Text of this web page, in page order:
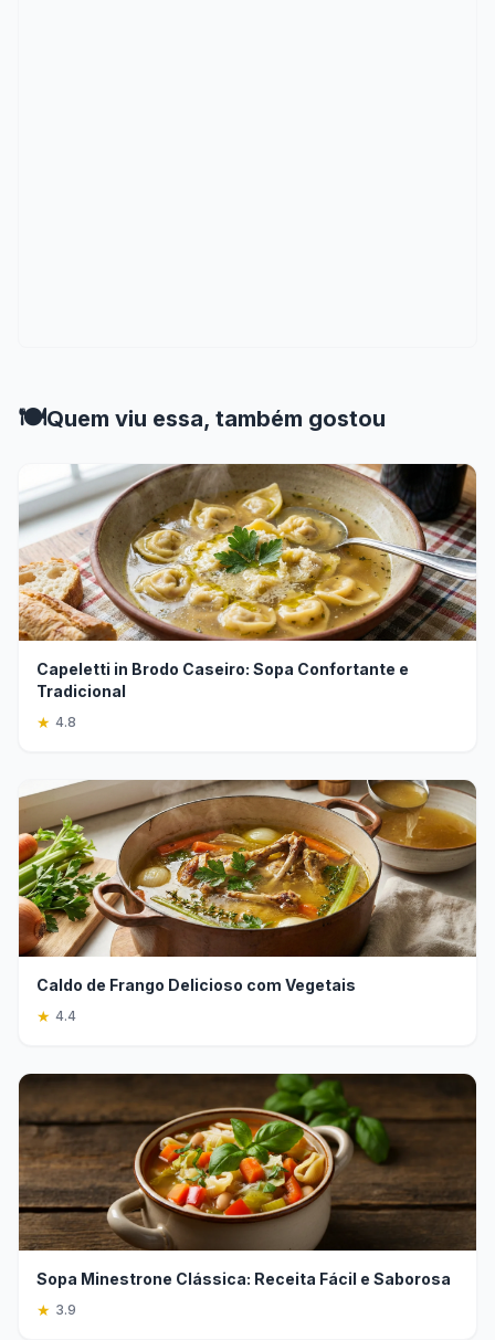
🍽️Quem viu essa, também gostou
Capeletti in Brodo Caseiro: Sopa Confortante e
Tradicional
★ 4.8
Caldo de Frango Delicioso com Vegetais
★ 4.4
Sopa Minestrone Clássica: Receita Fácil e Saborosa
★ 3.9